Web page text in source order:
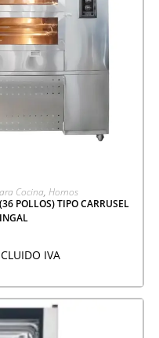
Cocina, Hornos
POLLOS) TIPO CARRUSEL
IVA